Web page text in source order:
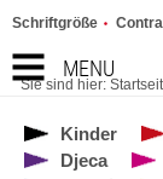
MENU
Schriftgröße
Sie sind hier:
Kinder
Djeca